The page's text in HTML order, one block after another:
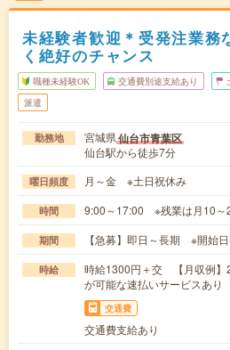
未経験者歓迎＊受発注業務
く絶好のチャンス
職種未経験OK 交通費別途支給あり
派遣
勤務地 宮城県仙台市青葉区
仙台駅から徒歩7分
曜日頻度 月～金 ※土日祝休み
時間 9:00～17:00 ※残業は月10～
期間 【急募】即日～長期 ※開始
時給
時給1300円＋交 【月収例
が可能な速払いサービスあり
交通費
交通費支給あり